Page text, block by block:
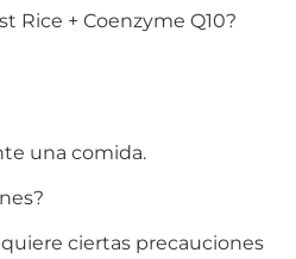
Rice + Coenzyme Q10?
una comida.
ciertas precauciones